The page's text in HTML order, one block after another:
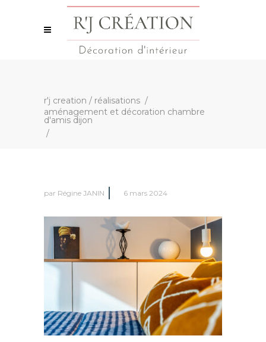
r'j creation / réalisations /
aménagement et décoration chambre
d'amis dijon
/
par Régine JANIN 6 mars 2024